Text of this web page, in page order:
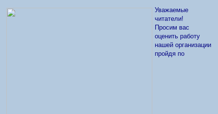
Уважаемые
читатели!
Просим вас
оценить работу
нашей организации
пройдя по